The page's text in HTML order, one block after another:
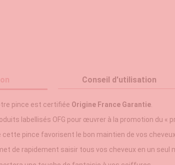
Conseil d'utilisation
pince est certifiée Origine France Garantie.
labellisés OFG pour œuvrer à la promotion du «
cette pince favorisent le bon maintien de vos
de rapidement saisir tous vos cheveux en un seul